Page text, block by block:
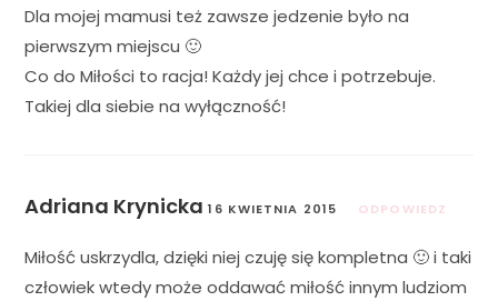
Dla mojej mamusi też zawsze jedzenie było na
pierwszym miejscu 🙂
Co do Miłości to racja! Każdy jej chce i potrzebuje.
Takiej dla siebie na wyłączność!
Adriana Krynicka 16 KWIETNIA 2015 ODPOWIEDZ
Miłość uskrzydla, dzięki niej czuję się kompletna 🙂 i taki
człowiek wtedy może oddawać miłość innym ludziom